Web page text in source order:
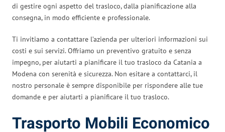
di gestire ogni aspetto del trasloco, dalla pianificazione alla
consegna, in modo efficiente e professionale.
Ti invitiamo a contattare l’azienda per ulteriori informazioni sui
costi e sui servizi. Offriamo un preventivo gratuito e senza
impegno, per aiutarti a pianificare il tuo trasloco da Catania a
Modena con serenità e sicurezza. Non esitare a contattarci, il
nostro personale è sempre disponibile per rispondere alle tue
domande e per aiutarti a pianificare il tuo trasloco.
Trasporto Mobili Economico